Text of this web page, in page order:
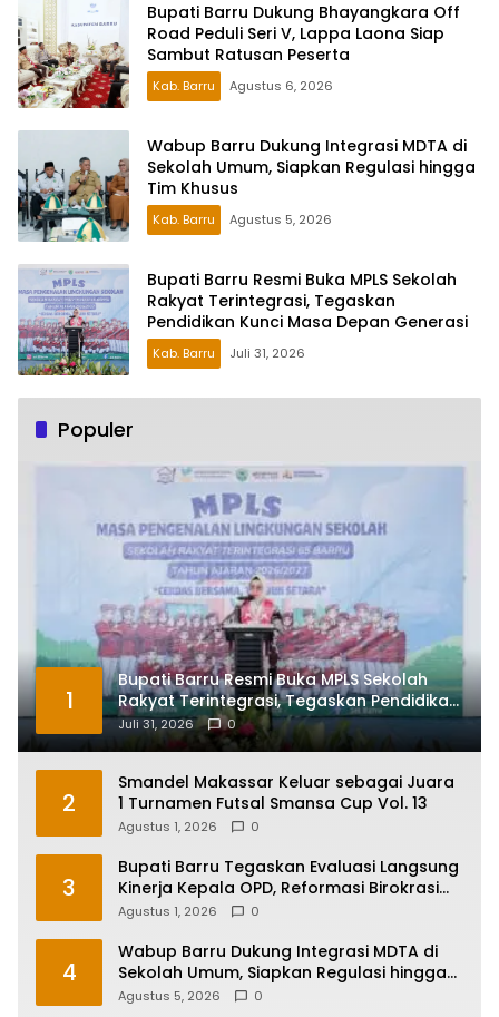
Bupati Barru Dukung Bhayangkara Off
Road Peduli Seri V, Lappa Laona Siap
Sambut Ratusan Peserta
Kab. Barru Agustus 6, 2026
Wabup Barru Dukung Integrasi MDTA di
Sekolah Umum, Siapkan Regulasi hingga
Tim Khusus
Kab. Barru Agustus 5, 2026
Bupati Barru Resmi Buka MPLS Sekolah
Rakyat Terintegrasi, Tegaskan
Pendidikan Kunci Masa Depan Generasi
Kab. Barru Juli 31, 2026
Populer
1
Bupati Barru Resmi Buka MPLS Sekolah
Rakyat Terintegrasi, Tegaskan Pendidikan
Kunci Masa Depan Generasi
Juli 31, 2026 0
2
Smandel Makassar Keluar sebagai Juara
1 Turnamen Futsal Smansa Cup Vol. 13
Agustus 1, 2026 0
3
Bupati Barru Tegaskan Evaluasi Langsung
Kinerja Kepala OPD, Reformasi Birokrasi
Jadi Prioritas
Agustus 1, 2026 0
4
Wabup Barru Dukung Integrasi MDTA di
Sekolah Umum, Siapkan Regulasi hingga
Tim Khusus
Agustus 5, 2026 0